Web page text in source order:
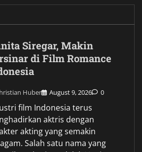
Siregar, Makin
di Film Romance
Huber August 9, 2026 0
film Indonesia terus
aktris dengan
akting yang semakin
Salah satu nama yang